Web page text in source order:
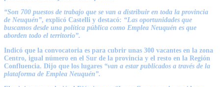
“Son 700 puestos de trabajo que se van a distribuir en toda la provincia
de Neuquén”, explicó Castelli y destacó: “Las oportunidades que
buscamos desde una política pública como Emplea Neuquén es que
aborden todo el territorio”.
Indicó que la convocatoria es para cubrir unas 300 vacantes en la zona
Centro, igual número en el Sur de la provincia y el resto en la Región
Confluencia. Dijo que los lugares “van a estar publicados a través de la
plataforma de Emplea Neuquén”.